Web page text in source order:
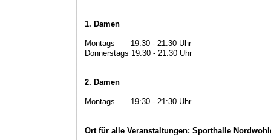
1. Damen
Montags
19:30 - 21:30 Uhr
Donnerstags 19:30 - 21:30 Uhr
2. Damen
Montags 19:30 - 21:30 Uhr
Ort für alle Veranstaltungen: Sporthalle